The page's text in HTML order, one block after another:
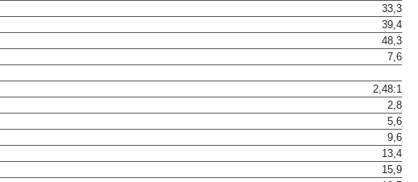
33,3
39,4
48,3
7,6
2,48:1
2,8
5,6
9,6
13,4
15,9